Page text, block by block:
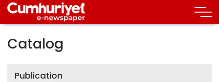
Catalog
Publication